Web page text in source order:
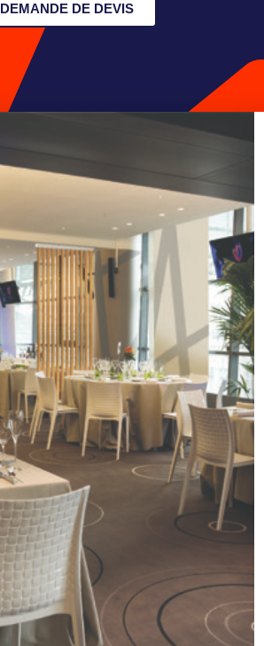
DEMANDE DE DEVIS